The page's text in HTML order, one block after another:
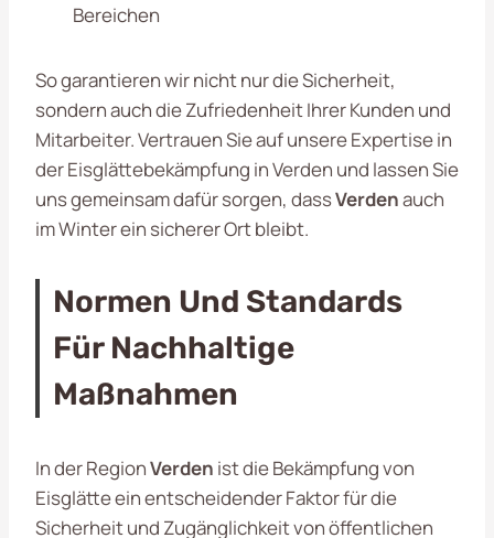
Bereichen
So garantieren wir nicht nur die Sicherheit,
sondern auch die Zufriedenheit Ihrer Kunden und
Mitarbeiter. Vertrauen Sie auf unsere Expertise in
der Eisglättebekämpfung in Verden und lassen Sie
uns gemeinsam dafür sorgen, dassVerdenauch
im Winter ein sicherer Ort bleibt.
Normen Und Standards
Für Nachhaltige
Maßnahmen
In der RegionVerden ist die Bekämpfung von
Eisglätte ein entscheidender Faktor für die
Sicherheit und Zugänglichkeit von öffentlichen